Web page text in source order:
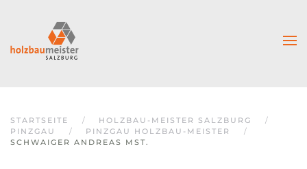
STARTSEITE
HOLZBAU-MEISTER SALZBURG
PINZGAU
PINZGAU HOLZBAU-MEISTER
SCHWAIGER ANDREAS MST.